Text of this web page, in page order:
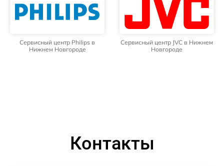
Сервисный центр Philips в
Нижнем Новгороде
Сервисный центр JVC в Нижнем
Новгороде
Контакты